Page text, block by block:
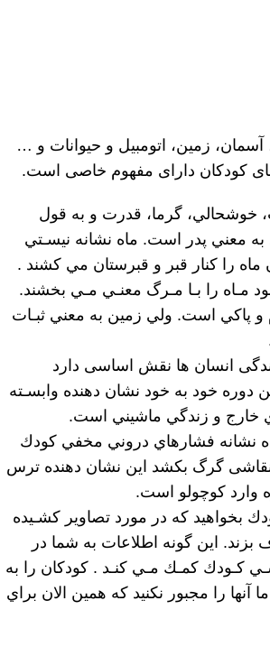
زمين، اتومبيل و حيوانات و …
کودکان دارای مفهوم خاصی است.
خوشحالي، گرما، قدرت و به قول
معني پدر است. ماه نشانه نيسـتي
ماه را كنار قبر و قبرستان مي كشند .
مـاه را بـا مـرگ معنـي مـي بخشند.
و پاكي است. ولي زمين به معني ثبـات
انسان ها نقش اساسی دارد
دوره خود به خود نشان دهنده وابسـته
خارج و زندگي ماشيني است.
نشانه فشارهاي دروني مخفي كودك
گرگ بکشد این نشان دهنده ترس
وارد كوچولو است.
بخواهيد كه در مورد تصاوير كشـيده
اين گونه اطلاعات به شما در
كـودك كمـك مـي كنـد . كودكان را به
آنها را مجبور نكنيد كه همين الان براي